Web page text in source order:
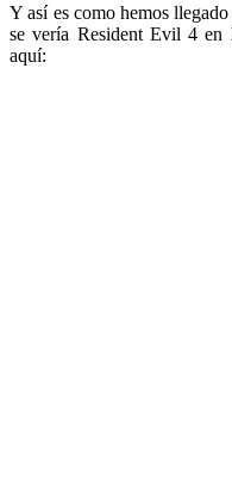
Y así es como hemos
se vería Resident Evil 4 en
aquí: